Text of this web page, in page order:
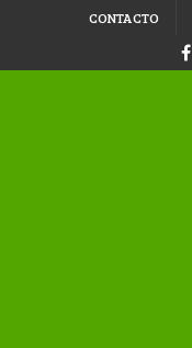
CONTACTO